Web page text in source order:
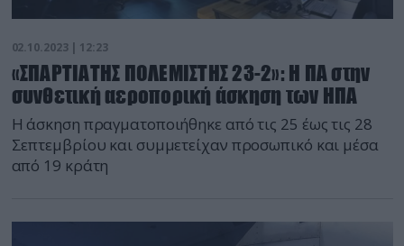
02.10.2023 | 12:23
«ΣΠΑΡΤΙΑΤΗΣ ΠΟΛΕΜΙΣΤΗΣ 23-2»: Η ΠΑ στην
συνθετική αεροπορική άσκηση των ΗΠΑ
Η άσκηση πραγματοποιήθηκε από τις 25 έως τις 28
Σεπτεμβρίου και συμμετείχαν προσωπικό και μέσα
από 19 κράτη